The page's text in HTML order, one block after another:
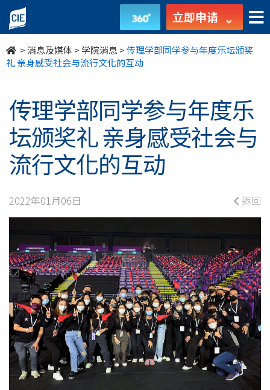
传
理
学
同
学
参
与
年
度
乐
坛
颁
奖
礼
立即申请
>消息及媒体 >学院消息 >传理学部同学参与年度乐坛颁奖
礼 亲身感受社会与流行文化的互动
传理学部同学参与年度乐
坛颁奖礼 亲身感受社会与
流行文化的互动
2022年01月06日 返回